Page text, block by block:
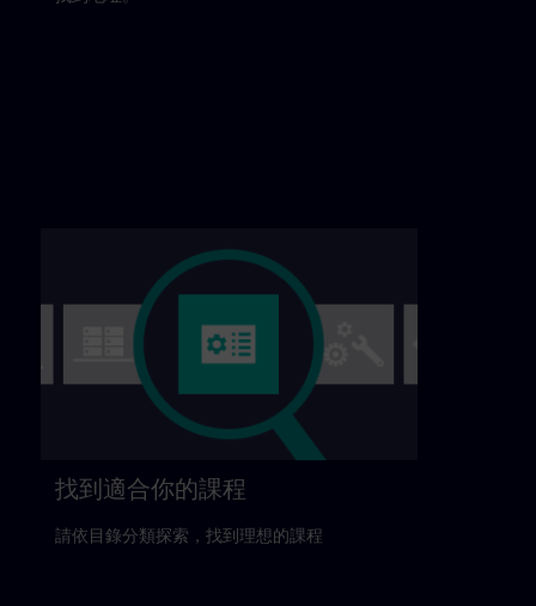
找到適合你的課程
請依目錄分類探索，找到理想的課程